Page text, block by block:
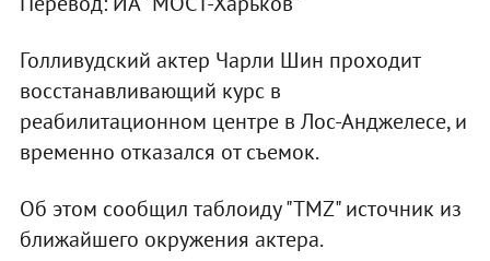
Голливудский актер Чарли Шин проходит
восстанавливающий курс в
реабилитационном центре в Лос-Анджелесе, и
временно отказался от съемок.
Об этом сообщил таблоиду "TMZ" источник из
ближайшего окружения актера.